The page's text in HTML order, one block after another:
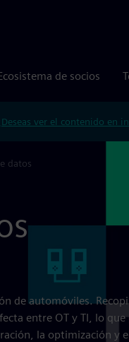
de socios
ver el contenido en
datos
de automóviles.
entre OT y TI, lo
la optimización y